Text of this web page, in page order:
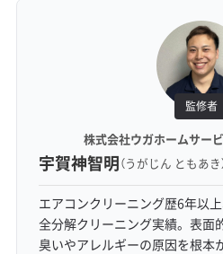
監修者
株式会社ウガホームサー
宇賀神智明（うがじん ともあき
エアコンクリーニング歴6年以
全分解クリーニング実績。表面
臭いやアレルギーの原因を根本